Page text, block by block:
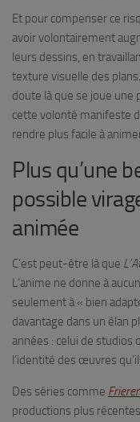
Et pour compenser ce
avoir volontairement
leurs dessins, en
texture visuelle des
doute là que se joue une
cette volonté manifeste
rendre plus facile à
Plus qu’une
possible
animée
C’est peut-être là que
L’anime ne donne à
seulement à « bien
davantage dans un élan
années : celui de studios
l’identité des œuvres
Des séries comme Frieren
productions plus